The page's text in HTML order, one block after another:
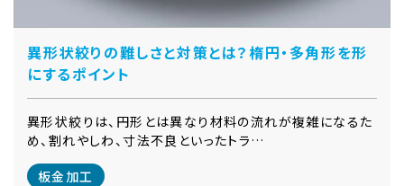
異形状絞りの難しさと対策とは？楕円・多角形を形
にするポイント
異形状絞りは、円形とは異なり材料の流れが複雑になるた
め、割れやしわ、寸法不良といったトラ…
板金加工